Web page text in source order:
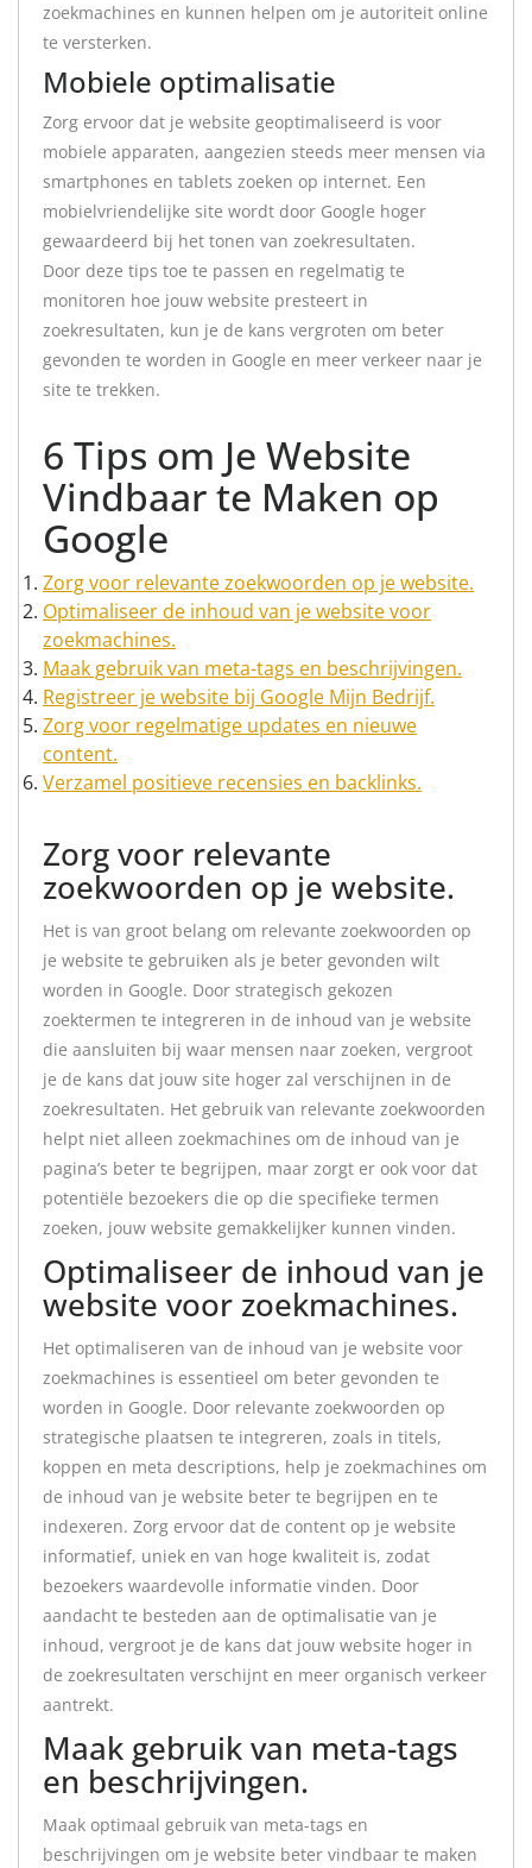
zoekmachines en kunnen helpen om je autoriteit online
te versterken.
Mobiele optimalisatie
Zorg ervoor dat je website geoptimaliseerd is voor
mobiele apparaten, aangezien steeds meer mensen via
smartphones en tablets zoeken op internet. Een
mobielvriendelijke site wordt door Google hoger
gewaardeerd bij het tonen van zoekresultaten.
Door deze tips toe te passen en regelmatig te
monitoren hoe jouw website presteert in
zoekresultaten, kun je de kans vergroten om beter
gevonden te worden in Google en meer verkeer naar je
site te trekken.
6 Tips om Je Website
Vindbaar te Maken op
Google
Zorg voor relevante zoekwoorden op je website.
Optimaliseer de inhoud van je website voor
zoekmachines.
Maak gebruik van meta-tags en beschrijvingen.
Registreer je website bij Google Mijn Bedrijf.
Zorg voor regelmatige updates en nieuwe
content.
Verzamel positieve recensies en backlinks.
Zorg voor relevante
zoekwoorden op je website.
Het is van groot belang om relevante zoekwoorden op
je website te gebruiken als je beter gevonden wilt
worden in Google. Door strategisch gekozen
zoektermen te integreren in de inhoud van je website
die aansluiten bij waar mensen naar zoeken, vergroot
je de kans dat jouw site hoger zal verschijnen in de
zoekresultaten. Het gebruik van relevante zoekwoorden
helpt niet alleen zoekmachines om de inhoud van je
pagina’s beter te begrijpen, maar zorgt er ook voor dat
potentiële bezoekers die op die specifieke termen
zoeken, jouw website gemakkelijker kunnen vinden.
Optimaliseer de inhoud van je
website voor zoekmachines.
Het optimaliseren van de inhoud van je website voor
zoekmachines is essentieel om beter gevonden te
worden in Google. Door relevante zoekwoorden op
strategische plaatsen te integreren, zoals in titels,
koppen en meta descriptions, help je zoekmachines om
de inhoud van je website beter te begrijpen en te
indexeren. Zorg ervoor dat de content op je website
informatief, uniek en van hoge kwaliteit is, zodat
bezoekers waardevolle informatie vinden. Door
aandacht te besteden aan de optimalisatie van je
inhoud, vergroot je de kans dat jouw website hoger in
de zoekresultaten verschijnt en meer organisch verkeer
aantrekt.
Maak gebruik van meta-tags
en beschrijvingen.
Maak optimaal gebruik van meta-tags en
beschrijvingen om je website beter vindbaar te maken